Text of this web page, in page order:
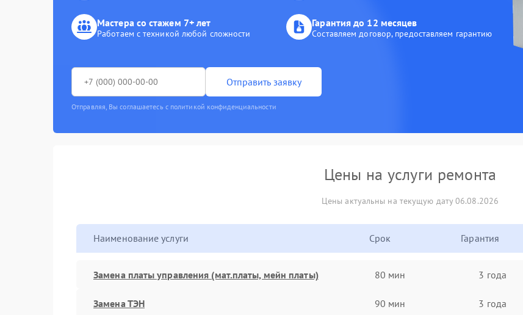
Мастера со стажем 7+ лет
Работаем с техникой любой сложности
Гарантия до 12 месяцев
Составляем договор, предоставляем гарантию
Отправить заявку
Отправляя, Вы соглашаетесь с политикой конфиденциальности
Цены на услуги ремонта
Цены актуальны на текущую дату 06.08.2026
Наименование услуги Срок Гарантия
Замена платы управления (мат.платы, мейн платы) 80 мин 3 года
Замена ТЭН 90 мин 3 года